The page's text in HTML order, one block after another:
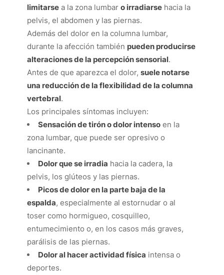
limitarse a la zona lumbaro irradiarse hacia la
pelvis, el abdomen y las piernas.
Además del dolor en la columna lumbar,
durante la afección también pueden producirse
alteraciones de la percepción sensorial.
Antes de que aparezca el dolor,suele notarse
una reducción de la flexibilidad de la columna
vertebral.
Los principales síntomas incluyen:
Sensación de tirón o dolor intensoen la
zona lumbar, que puede ser opresivo o
lancinante.
Dolor que se irradia hacia la cadera, la
pelvis, los glúteos y las piernas.
Picos de dolor en la parte baja de la
espalda, especialmente al estornudar o al
toser como hormigueo, cosquilleo,
entumecimiento o, en los casos más graves,
parálisis de las piernas.
Dolor al hacer actividad física intensa o
deportes.